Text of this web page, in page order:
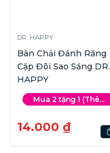
DR. HAPPY
Bàn Chải Đánh Răng
Cặp Đôi Sao Sáng DR.
HAPPY
Mua 2 tặng 1 (Thê...
14.000 ₫